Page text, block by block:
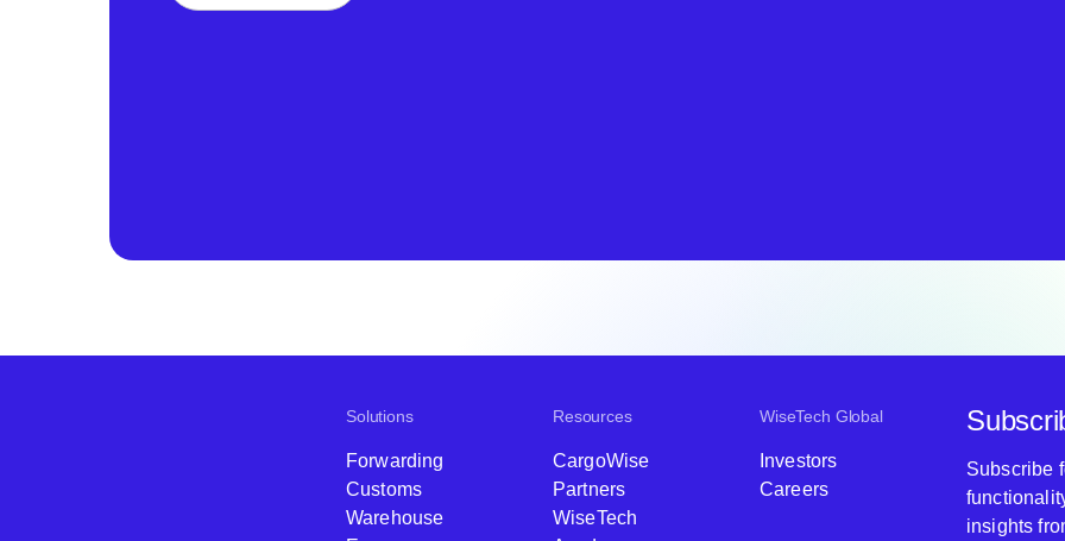
Solutions
Forwarding
Customs
Warehouse
Resources
CargoWise
Partners
WiseTech
WiseTech Global
Investors
Careers
Subscribe
insights